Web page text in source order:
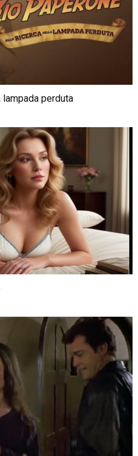
perduta